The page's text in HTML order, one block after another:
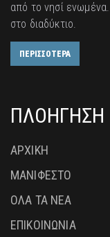
από το νησί
στο διαδύκτιο.
ΠΕΡΙΣΣΟΤΕΡΑ
ΠΛΟΗΓΗΣΗ
ΑΡΧΙΚΗ
ΜΑΝΙΦΕΣΤΟ
ΟΛΑ ΤΑ ΝΕΑ
ΕΠΙΚΟΙΝΩΝΙΑ